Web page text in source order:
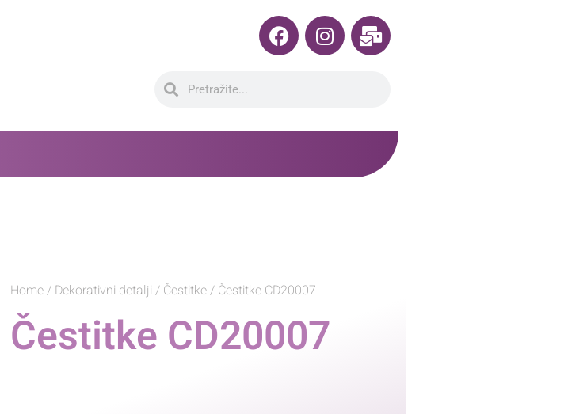
Home/ Dekorativni detalji / Čestitke/ Čestitke CD20007
Čestitke CD20007